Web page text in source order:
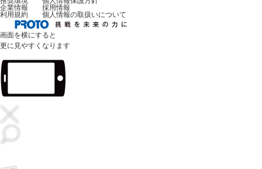
企業情報
採用情報
利用規約
個人情報の取扱いについて
画面を横にすると
更に見やすくなります